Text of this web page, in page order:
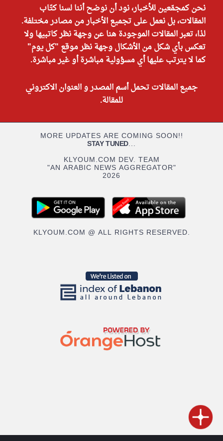
نحن كمجمّعين للأخبار، نود أن نوضح أننا لسنا كتّاب
المقالات، بل نعمل على تجميع الأخبار من مصادر مختلفة.
لذا، تعبر المقالات الموجودة هنا عن وجهة نظر كاتبيها ولا
تعكس بأي شكل من الأشكال وجهة نظر موقع "كل يوم"
كما لا يترتب عليها أي مسؤولية مباشرة أو غير مباشرة.
جميع المقالات تحمل أسم المصدر و العنوان الاكتروني
للمقالة.
MORE UPDATES ARE COMING SOON!!
STAY TUNED...
KLYOUM.COM DEV. TEAM
"AN ARABIC NEWS AGGREGATOR"
2026
KLYOUM.COM @ ALL RIGHTS RESERVED.